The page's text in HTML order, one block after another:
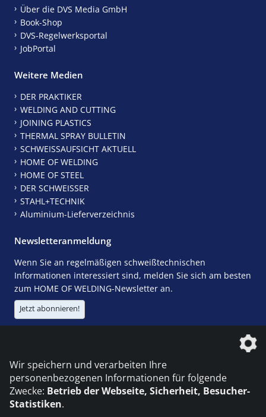
Über die DVS Media GmbH
Book-Shop
DVS-Regelwerksportal
JobPortal
Weitere Medien
DER PRAKTIKER
WELDING AND CUTTING
JOINING PLASTICS
THERMAL SPRAY BULLETIN
SCHWEISSAUFSICHT AKTUELL
HOME OF WELDING
HOME OF STEEL
DER SCHWEISSER
STAHL+TECHNIK
Aluminium-Lieferverzeichnis
Newsletteranmeldung
Wenn Sie an regelmäßigen schweißtechnischen
Informationen interessiert sind, melden Sie sich am besten
zum HOME OF WELDING-Newsletter an.
Jetzt abonnieren!
Die DVS Media GmbH ist ein Unternehmen der
Wir speichern und verarbeiten Ihre
personenbezogenen Informationen für folgende
Zwecke: Betrieb der Webseite, Sicherheit, Besucher-
Statistiken.